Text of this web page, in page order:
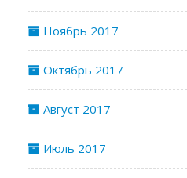
Ноябрь 2017
Октябрь 2017
Август 2017
Июль 2017